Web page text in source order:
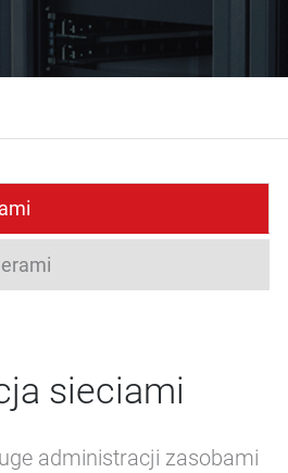
sieciami
administracji zasobami